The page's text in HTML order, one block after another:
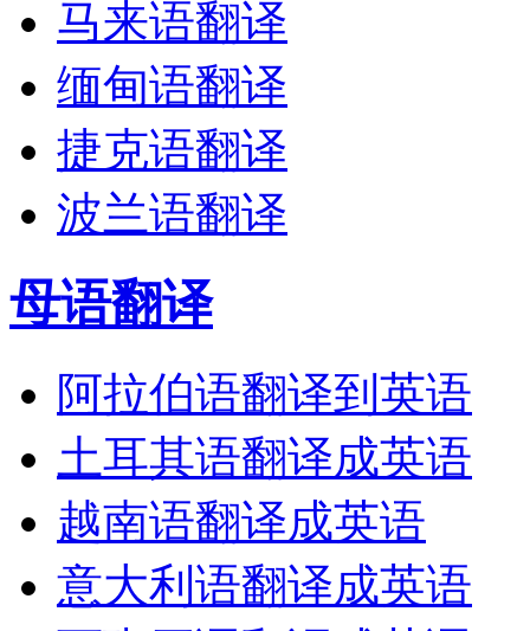
马来语翻译
缅甸语翻译
捷克语翻译
波兰语翻译
母语翻译
阿拉伯语翻译到英语
土耳其语翻译成英语
越南语翻译成英语
意大利语翻译成英语